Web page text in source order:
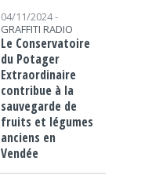
04/11/2024 -
GRAFFITI RADIO
Le Conservatoire
du Potager
Extraordinaire
contribue à la
sauvegarde de
fruits et légumes
anciens en
Vendée